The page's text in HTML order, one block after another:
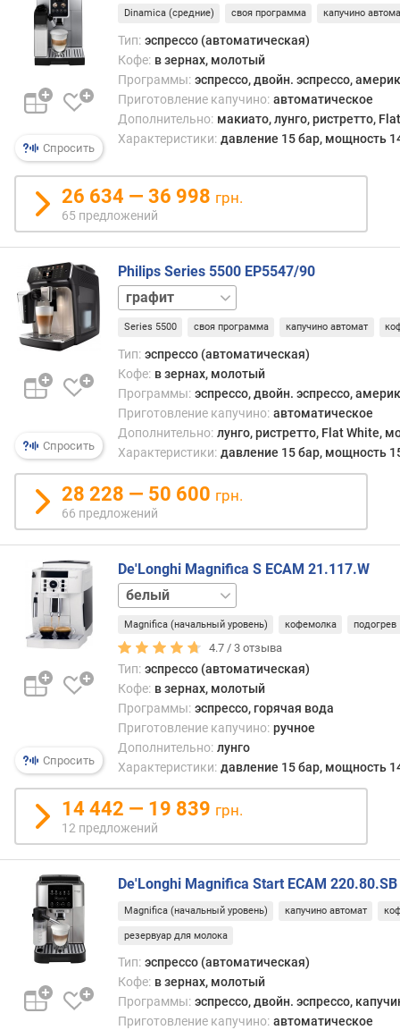
по
этим
он
из
него
вроде
или
они
чем
и
п
о
т
ы
в
м
п
о
д
а
т
е
д
о
б
в
л
и
я
п
о
к
о
л
и
ч
е
т
в
р
е
д
л
о
ж
н
и
й
р
о
Спросить
Dinamica (средние) своя программа капучино
Тип: эспрессо (автоматическая)
Кофе: в зернах, молотый
Программы: эспрессо, двойн. эспрессо,
Приготовление капучино: автоматическое
Дополнительно: макиато, лунго, ристретто,
Характеристики: давление 15 бар, мощность
26 634 — 36 998 грн.
65 предложений
Спросить
Philips Series 5500 EP5547/90
белый
серебристый
черный
Series 5500 своя программа капучино автомат
Тип: эспрессо (автоматическая)
Кофе: в зернах, молотый
Программы: эспрессо, двойн. эспрессо,
Приготовление капучино: автоматическое
Дополнительно: лунго, ристретто, Flat White,
Характеристики: давление 15 бар, мощность
28 228 — 50 600 грн.
66 предложений
Спросить
De'Longhi Magnifica S ECAM 21.117.W
серебристый
черный
Magnifica (начальный уровень) кофемолка подогрев
4.7 /3 отзыва
Тип: эспрессо (автоматическая)
Кофе: в зернах, молотый
Программы: эспрессо, горячая вода
Приготовление капучино: ручное
Дополнительно: лунго
Характеристики: давление 15 бар, мощность
14 442 — 19 839 грн.
12 предложений
De'Longhi Magnifica Start ECAM 220.80.SB
Magnifica (начальный уровень) капучино автомат
резервуар для молока
Тип: эспрессо (автоматическая)
Кофе: в зернах, молотый
Программы: эспрессо, двойн. эспрессо,
Приготовление капучино: автоматическое